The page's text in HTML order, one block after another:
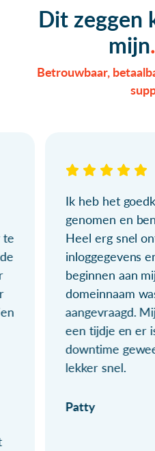
Dit zeggen
mijn
Betrouwbaar,
te
Ik heb het
genomen en
Heel erg snel
inloggegevens
beginnen aan
domeinnaam
aangevraagd.
een tijdje en er
downtime
lekker snel.
Patty